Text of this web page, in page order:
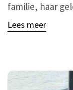
familie, haar
Lees meer